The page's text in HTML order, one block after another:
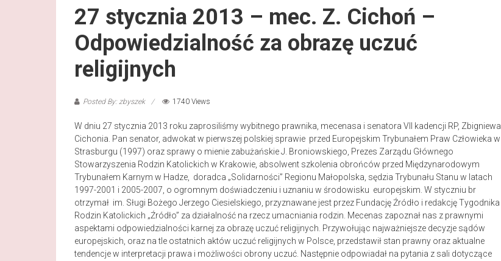
27 stycznia 2013 – mec. Z. Cichoń –
Odpowiedzialność za obrazę uczuć
religijnych
Posted By: zbyszek 1740 Views
W dniu 27 stycznia 2013 roku zaprosiliśmy wybitnego prawnika, mecenasa i senatora VII kadencji RP, Zbigniewa
Cichonia. Pan senator, adwokat w pierwszej polskiej sprawie przed Europejskim Trybunałem Praw Człowieka w
Strasburgu (1997) oraz sprawy o mienie zabużańskie J. Broniowskiego, Prezes Zarządu Głównego
Stowarzyszenia Rodzin Katolickich w Krakowie, absolwent szkolenia obrońców przed Międzynarodowym
Trybunałem Karnym w Hadze, doradca „Solidarności” Regionu Małopolska, sędzia Trybunału Stanu w latach
1997-2001 i 2005-2007, o ogromnym doświadczeniu i uznaniu w środowisku europejskim. W styczniu br
otrzymał im. Sługi Bożego Jerzego Ciesielskiego, przyznawane jest przez Fundację Źródło i redakcję Tygodnika
Rodzin Katolickich „Źródło” za działalność na rzecz umacniania rodzin. Mecenas zapoznał nas z prawnymi
aspektami odpowiedzialności karnej za obrazę uczuć religijnych. Przywołując najważniejsze decyzje sądów
europejskich, oraz na tle ostatnich aktów uczuć religijnych w Polsce, przedstawił stan prawny oraz aktualne
tendencje w interpretacji prawa i możliwości obrony uczuć. Następnie odpowiadał na pytania z sali dotyczące